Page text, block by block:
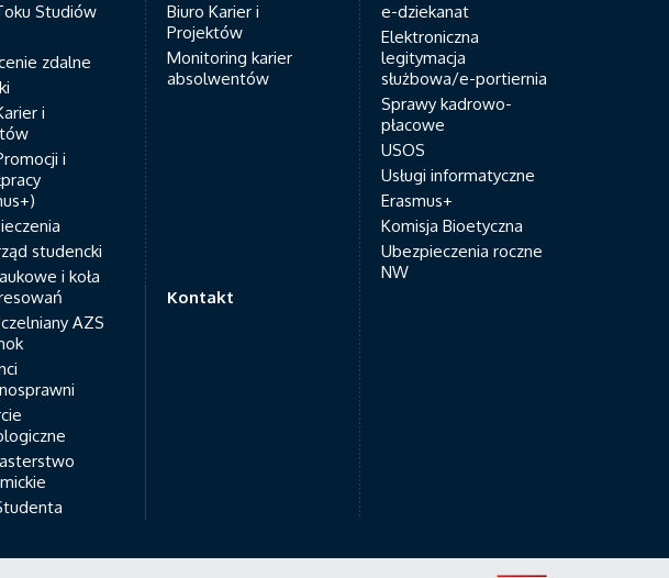
Studiów
zdalne
i
i
studencki
i koła
AZS
Biuro Karier i
Projektów
Monitoring karier
absolwentów
e-dziekanat
Elektroniczna
legitymacja
służbowa/e-portiernia
Sprawy kadrowo-
płacowe
USOS
Usługi informatyczne
Erasmus+
Komisja Bioetyczna
Ubezpieczenia roczne
NW
Kontakt